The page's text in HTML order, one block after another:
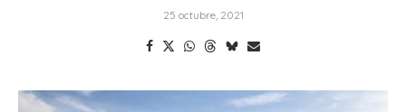
25 octubre, 2021